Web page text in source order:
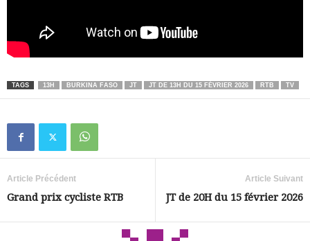
TAGS 13H BURKINA FASO JT JT DE 13H DU 15 FÉVRIER 2026 RTB TV
Article Précédent
Grand prix cycliste RTB
Article Suivant
JT de 20H du 15 février 2026